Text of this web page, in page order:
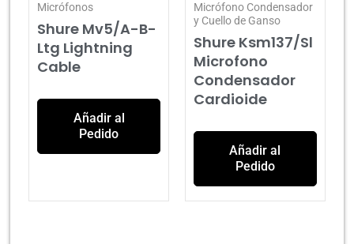
Micrófonos
Shure Mv5/A-B-
Ltg Lightning
Cable
Añadir al
Pedido
Micrófono Condensador
y Cuello de Ganso
Shure Ksm137/Sl
Microfono
Condensador
Cardioide
Añadir al
Pedido